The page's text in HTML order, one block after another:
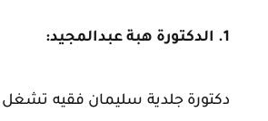
1. الدكتورة هبة عبدالمجيد:
دكتورة جلدية سليمان فقيه